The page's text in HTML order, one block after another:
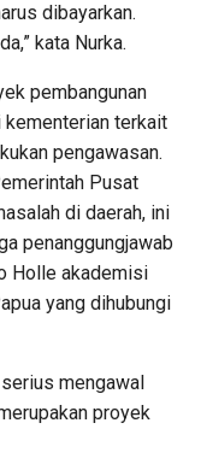
dibayarkan.
kata Nurka.
pembangunan
kementerian terkait
pengawasan.
Pusat
di daerah, ini
penanggungjawab
Holle akademisi
yang dihubungi
mengawal
proyek